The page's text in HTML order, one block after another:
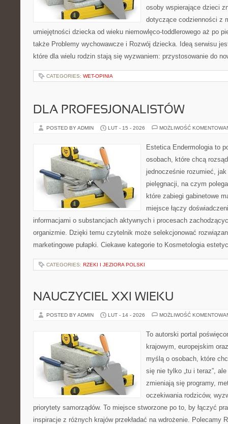
osoby wspierające dzieci
dotyczące codzienności z
umiejętności dziecka od wieku niemowlęco-toddlerowego aż po
także Problemy wychowawcze i Rozwój dziecka. Ideą serwisu
które dla wielu rodzin stają się wyzwaniem: przystosowanie do
CATEGORIES: WET-OPINIA
DLA PROFESJONALISTÓW
POSTED BY ADMIN LUT - 15 - 2026 MOŻLIWOŚĆ
Estetica Endermologia to
osobach, które chcą
jednocześnie rozumieć, jak
pielęgnacji, na czym
które zabiegi gabinetowe
miejsce łączy
informacjami o substancjach aktywnych i procesach
organizmie. Dzięki temu czytelnik może selekcjonować
marketingowe pułapki. Ciekawe kategorie to Kosmetologia
CATEGORIES: RZEKI I JEZIORA POLSKI
NAUCZYCIEL XXI WIEKU
POSTED BY ADMIN LUT - 14 - 2026 MOŻLIWOŚĆ
To autorski portal
krajowym, europejskim
myślą o osobach, które
się nie tylko „tu i teraz”,
zmieniają się programy,
oczekiwania rodziców,
priorytety samorządów. To miejsce stworzone po to, by łączyć
inspiracje z różnych krajów przekładać na wdrożenie. Polecamy